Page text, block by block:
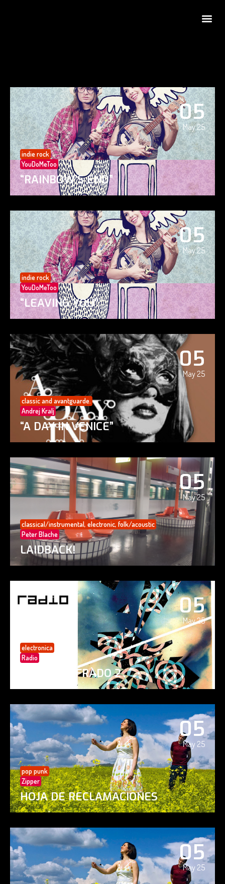
05
May 25
indie rock
YouDoMeToo
“RAINBOW’S END”
05
May 25
indie rock
YouDoMeToo
“LEAVING YOU”
05
May 25
classic and avantguarde.
Andrej Kralj
“A DAY IN VENICE”
05
May 25
classical/instrumental, electronic, folk/acoustic
Peter Blache
LAIDBACK!
05
May 25
electronica
Radio
PAISAJE CIFRADO 2
05
May 25
pop punk
Zipper
HOJA DE RECLAMACIONES
05
May 25